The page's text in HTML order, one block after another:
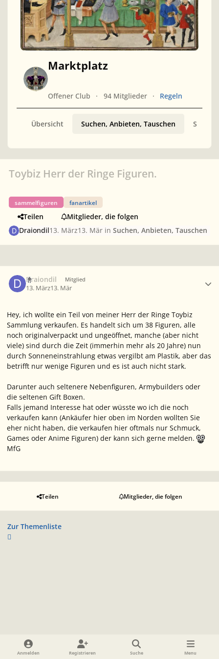
Marktplatz
Offener Club 94 Mitglieder Regeln
Übersicht Suchen, Anbieten, Tauschen
Toybiz Herr der Ringe Figuren.
sammelfiguren fanartikel
Teilen
Mitglieder, die folgen
Draiondil13. März13. Mär inSuchen, Anbieten, Tauschen
Draiondil Mitglied
13. März13. Mär
Hey, ich wollte ein Teil von meiner Herr der Ringe Toybiz
Sammlung verkaufen. Es handelt sich um 38 Figuren, alle
noch originalverpackt und ungeöffnet, manche (aber nicht
viele) sind durch die Zeit (immerhin mehr als 20 Jahre) nun
durch Sonneneinstrahlung etwas vergilbt am Plastik, aber das
betrifft nur wenige Figuren und es ist auch nicht stark.
Darunter auch seltenere Nebenfiguren, Armybuilders oder
die seltenen Gift Boxen.
Falls jemand Interesse hat oder wüsste wo ich die noch
verkaufen kann (Ankäufer hier oben im Norden wollten Sie
eher nicht haben, die verkaufen hier oftmals nur Schmuck,
Games oder Anime Figuren) der kann sich gerne melden.
MfG
Teilen Mitglieder, die folgen
Zur Themenliste
Heller Modus
Dunkler ModusSystemeinstellung
Anmelden Registrieren Suche Menu